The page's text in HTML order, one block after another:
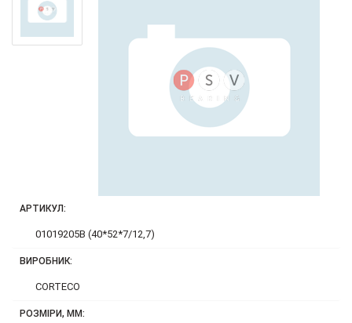
АРТИКУЛ:
01019205B (40*52*7/12,7)
ВИРОБНИК:
CORTECO
РОЗМІРИ, ММ: